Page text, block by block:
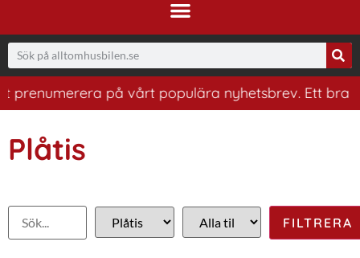
på vårt populära nyhetsbrev. Ett bra sätt
Plåtis